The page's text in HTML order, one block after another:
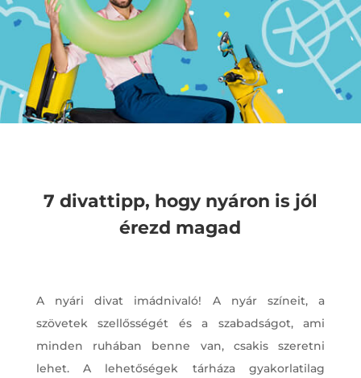
7 divattipp, hogy nyáron is jól
érezd magad
A nyári divat imádnivaló! A nyár színeit, a
szövetek szellősségét és a szabadságot, ami
minden ruhában benne van, csakis szeretni
lehet. A lehetőségek tárháza gyakorlatilag